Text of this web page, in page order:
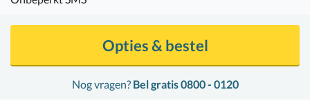
Nog vragen? Bel gratis 0800 - 0120
Opties & bestel